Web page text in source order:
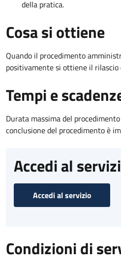
della pratica.
Cosa si ottiene
Quando il procedimento
positivamente si ottiene il
Tempi e
Durata massima del
conclusione del procedimento è
Accedi al
Accedi al servizio
Condizioni di